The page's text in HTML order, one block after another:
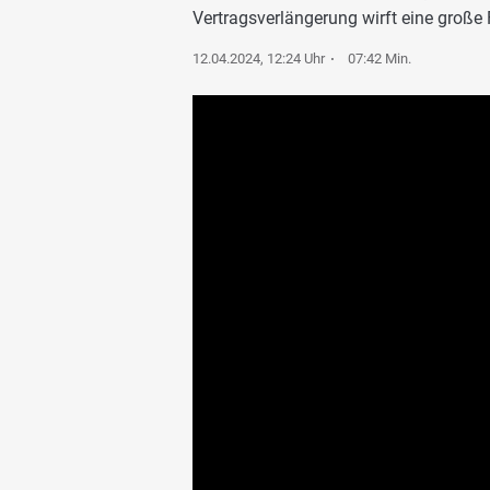
Vertragsverlängerung wirft eine große
12.04.2024, 12:24 Uhr 07:42 Min.